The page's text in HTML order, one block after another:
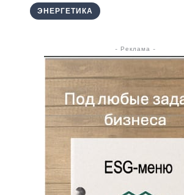
ЭНЕРГЕТИКА
- Реклама -